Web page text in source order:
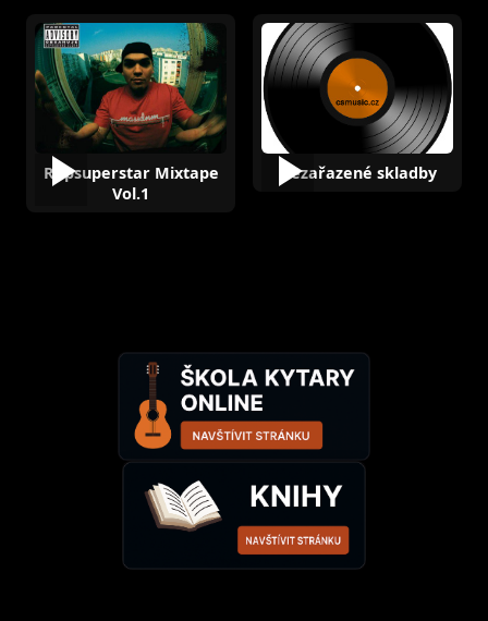
Rapsuperstar Mixtape
Vol.1
Nezařazené skladby